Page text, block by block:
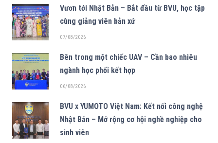
Vươn tới Nhật Bản – Bắt đầu từ BVU, học tập
cùng giảng viên bản xứ
07/08/2026
Bên trong một chiếc UAV – Cần bao nhiêu
ngành học phối kết hợp
06/08/2026
BVU x YUMOTO Việt Nam: Kết nối công nghệ
Nhật Bản – Mở rộng cơ hội nghề nghiệp cho
sinh viên